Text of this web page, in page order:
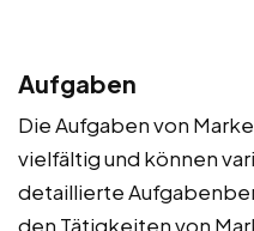
Aufgaben
Die Aufgaben von
vielfältig und können
detaillierte
den Tätigkeiten von